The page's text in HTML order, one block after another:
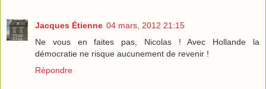
Jacques Étienne 04 mars, 2012 21:15
Ne vous en faites pas, Nicolas ! Avec Hollande la
démocratie ne risque aucunement de revenir !
Répondre